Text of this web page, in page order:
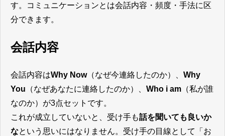
す。コミュニケーションとは会話内容・頻度・手法に区
分できます。
会話内容
会話内容はWhy Now（なぜ今連絡したのか）、 Why
You （なぜあなたに連絡したのか）、 Who i am （私が誰
なのか）が3点セットです。
これが成立していないと、受け手も話を聞いても良いか
なという思いにはなりません。受け手の目線として「お